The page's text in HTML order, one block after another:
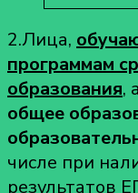
2.Лица,
программам
образования,
общее
числе при
результатов